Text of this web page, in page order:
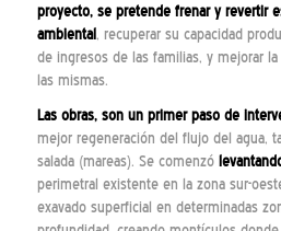
proyecto, se pretende frenar y revertir
ambiental , recuperar su capacidad
de ingresos de las familias, y mejorar
las mismas.
Las obras, son un primer paso de
mejor regeneración del flujo del agua,
salada (mareas). Se comenzó
perimetral existente en la zona sur-
exavado superficial en determinadas